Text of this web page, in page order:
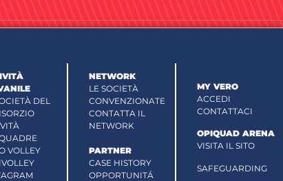
DEL
VOLLEY
NETWORK
LE SOCIETÀ
CONVENZIONATE
CONTATTA IL
NETWORK
PARTNER
CASE HISTORY
OPPORTUNITÁ
MY VERO
ACCEDI
CONTATTACI
OPIQUAD ARENA
VISITA IL SITO
SAFEGUARDING